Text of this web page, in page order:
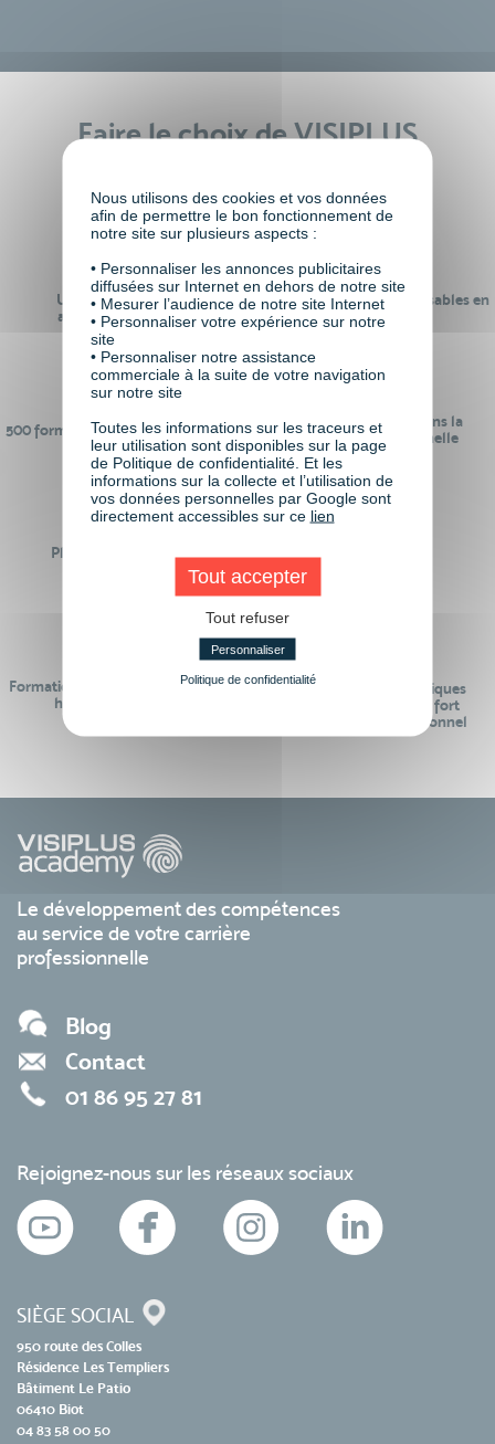
Faire le choix de VISIPLUS
Un réseau de 22 000
anciens participants
100% des formations réalisables en
digital learning
500 formations pour se préparer au
monde de demain
24 ans d'expérience dans la
formation professionnelle
Plus de 50 formations
Des intervenants
Formations réalisables pendant ou
hors temps de travail
Des contenus pédagogiques
« de pointe » et en lien fort
avec le monde professionnel
Le développement des compétences
au service de votre carrière
professionnelle
Blog
Contact
01 86 95 27 81
Rejoignez-nous sur les réseaux sociaux
SIÈGE SOCIAL
950 route des Colles
Résidence Les Templiers
Bâtiment Le Patio
06410 Biot
04 83 58 00 50
Nous utilisons des cookies et vos données
afin de permettre le bon fonctionnement de
notre site sur plusieurs aspects :
• Personnaliser les annonces publicitaires
diffusées sur Internet en dehors de notre site
• Mesurer l’audience de notre site Internet
• Personnaliser votre expérience sur notre
site
• Personnaliser notre assistance
commerciale à la suite de votre navigation
sur notre site
Toutes les informations sur les traceurs et
leur utilisation sont disponibles sur la page
de Politique de confidentialité. Et les
informations sur la collecte et l’utilisation de
vos données personnelles par Google sont
directement accessibles sur ce lien
Tout accepter
Tout refuser
Personnaliser
Politique de confidentialité